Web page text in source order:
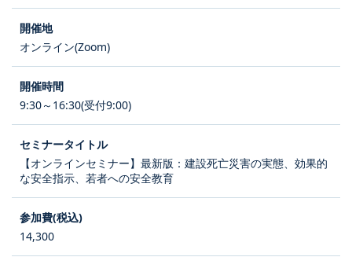
オンライン(Zoom)
9:30～16:30(受付9:00)
【オンラインセミナー】最新版：建設死亡災害の実態、効果的
な安全指示、若者への安全教育
14,300